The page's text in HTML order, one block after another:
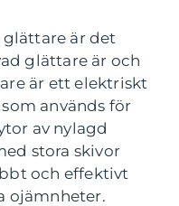
glättare är det
glättare är och
är ett elektriskt
används för
av nylagd
stora skivor
och effektivt
ojämnheter.